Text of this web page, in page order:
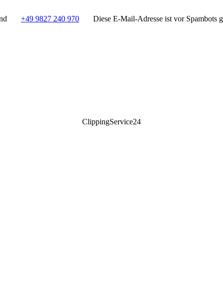
+49 9827 240 970 Diese E-Mail-Adresse ist vor Spambots
ClippingService24